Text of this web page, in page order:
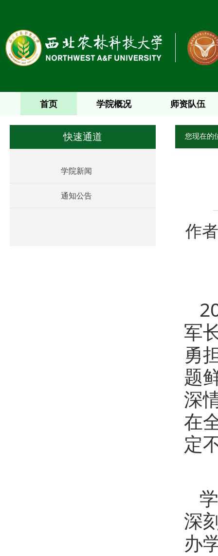
首页 学院概况 师资队伍
快速通道
学院新闻
通知公告
您现在的
作
军
勇
题
深
在
定
深
办